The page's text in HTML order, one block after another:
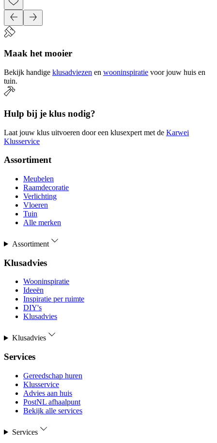
Maak het mooier
Bekijk handige klusadviezen en wooninspiratie voor jouw huis en
tuin.
Hulp bij je klus nodig?
Laat jouw klus uitvoeren door een klusexpert met de Karwei
Klusservice
Assortiment
Meubelen
Raamdecoratie
Verlichting
Vloeren
Tuin
Alle merken
Assortiment
Klusadvies
Wooninspiratie
Ideeën
Inspiratie per ruimte
DIY's
Klusadvies
Klusadvies
Services
Gereedschap huren
Klusservice
Advies aan huis
PostNL afhaalpunt
Bekijk alle services
Services